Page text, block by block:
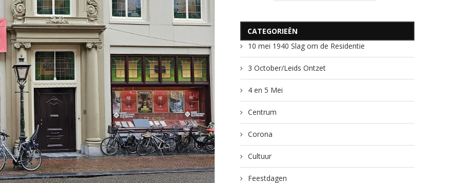
CATEGORIEËN
10 mei 1940 Slag om de Residentie
3 October/Leids Ontzet
4 en 5 Mei
Centrum
Corona
Cultuur
Feestdagen